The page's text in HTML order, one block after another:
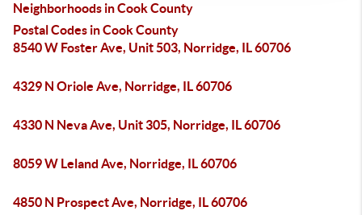
Neighborhoods in Cook County
Postal Codes in Cook County
8540 W Foster Ave, Unit 503, Norridge, IL 60706
4329 N Oriole Ave, Norridge, IL 60706
4330 N Neva Ave, Unit 305, Norridge, IL 60706
8059 W Leland Ave, Norridge, IL 60706
4850 N Prospect Ave, Norridge, IL 60706